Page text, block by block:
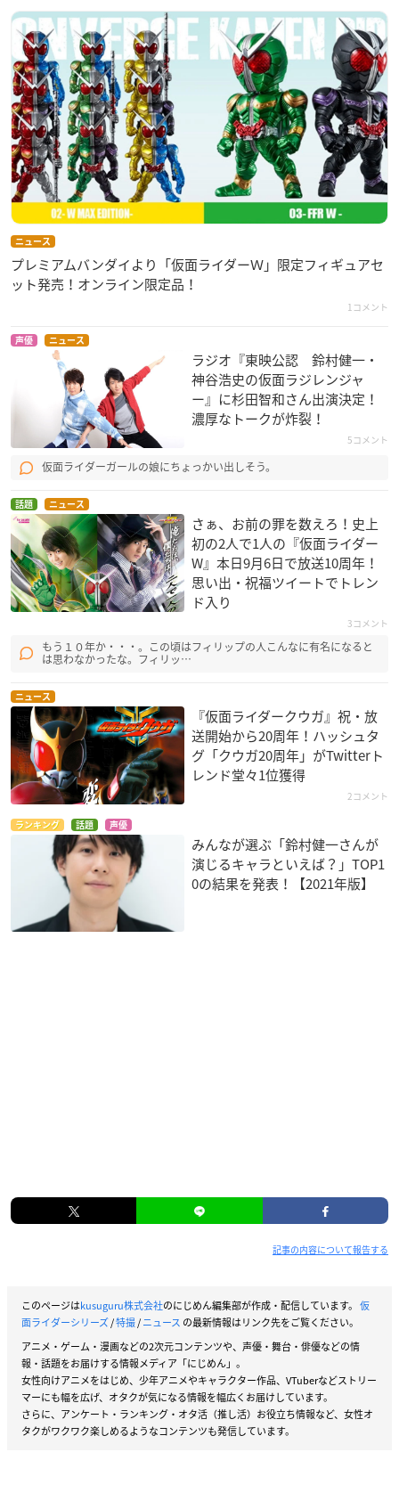
ニュース
プレミアムバンダイより「仮面ライダーＷ」限定フィギュアセ
ット発売！オンライン限定品！
1コメント
声優 ニュース
ラジオ『東映公認​ 鈴村健一・
神谷浩史の仮面ラジレンジャ
ー』に杉田智和さん出演決定！
濃厚なトークが炸裂！
5コメント
仮面ライダーガールの娘にちょっかい出しそう。
話題 ニュース
さぁ、お前の罪を数えろ！史上
初の2人で1人の『仮面ライダー
W』本日9月6日で放送10周年！
思い出・祝福ツイートでトレン
ド入り
3コメント
もう１０年か・・・。この頃はフィリップの人こんなに有名になると
は思わなかったな。フィリッ…
ニュース
『仮面ライダークウガ』祝・放
送開始から20周年！ハッシュタ
グ「クウガ20周年」がTwitterト
レンド堂々1位獲得
2コメント
ランキング 話題 声優
みんなが選ぶ「鈴村健一さんが
演じるキャラといえば？」TOP1
0の結果を発表！【2021年版】
記事の内容について報告する
このページはkusuguru株式会社のにじめん編集部が作成・配信しています。 仮
面ライダーシリーズ/特撮/ニュース の最新情報はリンク先をご覧ください。
アニメ・ゲーム・漫画などの2次元コンテンツや、声優・舞台・俳優などの情
報・話題をお届けする情報メディア「にじめん」。
女性向けアニメをはじめ、少年アニメやキャラクター作品、VTuberなどストリー
マーにも幅を広げ、オタクが気になる情報を幅広くお届けしています。
さらに、アンケート・ランキング・オタ活（推し活）お役立ち情報など、女性オ
タクがワクワク楽しめるようなコンテンツも発信しています。